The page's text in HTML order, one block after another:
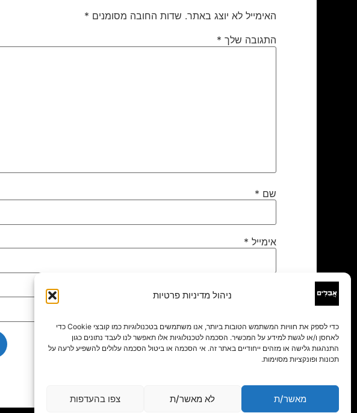
ניהול מדיניות פרטיות
כדי לספק את חוויות המשתמש הטובות ביותר, אנו משתמשים בטכנולוגיות כמו קובצי Cookie כדי
לאחסן ו/או לגשת למידע על המכשיר. הסכמה לטכנולוגיות אלו תאפשר לנו לעבד נתונים כגון
התנהגות גלישה או מזהים ייחודיים באתר זה. אי הסכמה או ביטול הסכמה עלולים להשפיע לרעה על
תכונות ופונקציות מסוימות.
מאשר/ת לא מאשר/ת צפו בהעדפות
האימייל לא יוצג באתר. שדות החובה מסומנים *
התגובה שלך *
שם *
אימייל *